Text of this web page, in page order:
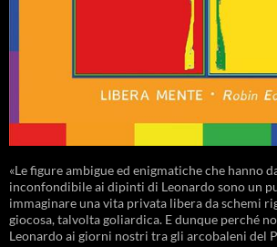
«Le figure ambigue ed enigmatiche che hanno
inconfondibile ai dipinti di Leonardo sono un
immaginare una vita privata libera da schemi
giocosa, talvolta goliardica. E dunque perché
Leonardo ai giorni nostri tra gli arcobaleni del